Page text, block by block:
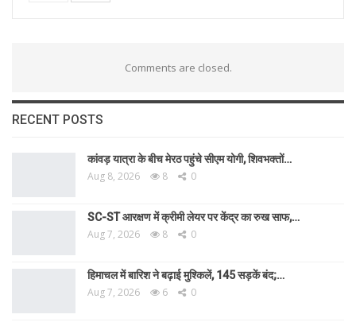
Comments are closed.
RECENT POSTS
कांवड़ यात्रा के बीच मेरठ पहुंचे सीएम योगी, शिवभक्तों…
Aug 8, 2026 8 0
SC-ST आरक्षण में क्रीमी लेयर पर केंद्र का रुख साफ,…
Aug 7, 2026 8 0
हिमाचल में बारिश ने बढ़ाई मुश्किलें, 145 सड़कें बंद;…
Aug 7, 2026 6 0